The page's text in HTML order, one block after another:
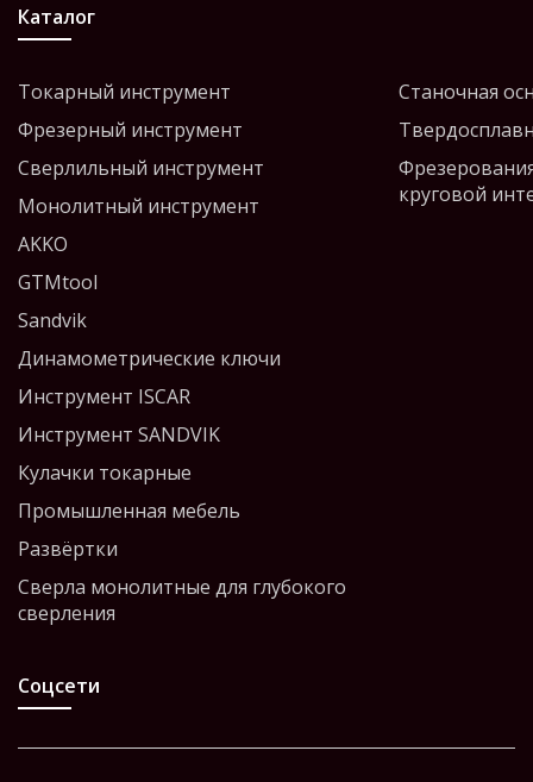
Каталог
Токарный инструмент
Фрезерный инструмент
Сверлильный инструмент
Монолитный инструмент
AKKO
GTMtool
Sandvik
Динамометрические ключи
Инструмент ISCAR
Инструмент SANDVIK
Кулачки токарные
Промышленная мебель
Развёртки
Сверла монолитные для глубокого
сверления
Станочная
круговой
Соцсети